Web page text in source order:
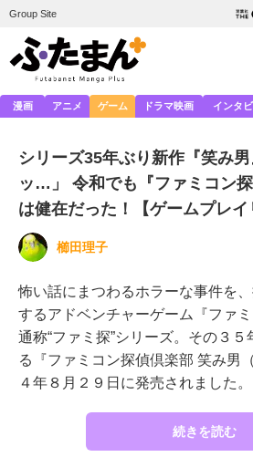
Group Site
漫画 アニメ ゲーム ドラマ映画 インタ
シリーズ35年ぶり新作『笑み
ッ…」 令和でも『ファミコン
は健在だった！【ゲームプレイ
櫛田理子
怖い話にまつわるホラーな事件を
するアドベンチャーゲーム『ファミ
通称“ファミ探”シリーズ。その３
る『ファミコン探偵倶楽部 笑み男
４年８月２９日に発売されまし
続きを読む